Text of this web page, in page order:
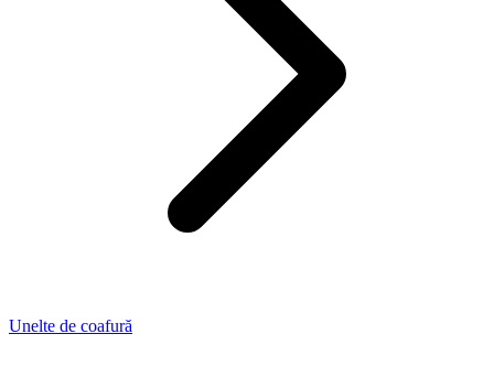
Unelte de coafură